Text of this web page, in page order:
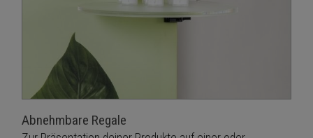
Abnehmbare Regale